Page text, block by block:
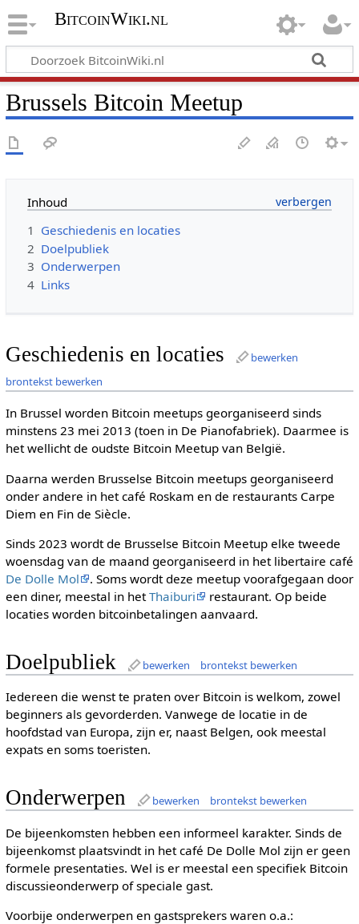
BitcoinWiki.nl
Brussels Bitcoin Meetup
Inhoud
1 Geschiedenis en locaties
2 Doelpubliek
3 Onderwerpen
4 Links
Geschiedenis en locaties
bewerken
brontekst bewerken
In Brussel worden Bitcoin meetups georganiseerd sinds
minstens 23 mei 2013 (toen in De Pianofabriek). Daarmee is
het wellicht de oudste Bitcoin Meetup van België.
Daarna werden Brusselse Bitcoin meetups georganiseerd
onder andere in het café Roskam en de restaurants Carpe
Diem en Fin de Siècle.
Sinds 2023 wordt de Brusselse Bitcoin Meetup elke tweede
woensdag van de maand georganiseerd in het libertaire café
De Dolle Mol
. Soms wordt deze meetup voorafgegaan door
een diner, meestal in hetThaiburi
restaurant. Op beide
locaties worden bitcoinbetalingen aanvaard.
Doelpubliek bewerken brontekst bewerken
Iedereen die wenst te praten over Bitcoin is welkom, zowel
beginners als gevorderden. Vanwege de locatie in de
hoofdstad van Europa, zijn er, naast Belgen, ook meestal
expats en soms toeristen.
Onderwerpen bewerken brontekst bewerken
De bijeenkomsten hebben een informeel karakter. Sinds de
bijeenkomst plaatsvindt in het café De Dolle Mol zijn er geen
formele presentaties. Wel is er meestal een specifiek Bitcoin
discussieonderwerp of speciale gast.
Voorbije onderwerpen en gastsprekers waren o.a.: